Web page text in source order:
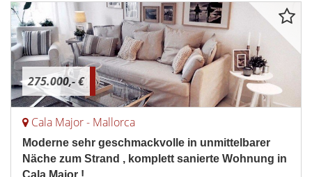
275.000,- €
Cala Major - Mallorca
Moderne sehr geschmackvolle in unmittelbarer
Näche zum Strand , komplett sanierte Wohnung in
Cala Major !